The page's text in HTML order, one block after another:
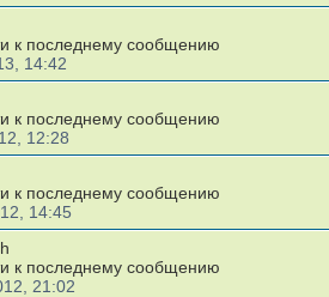
14:42
12:28
14:45
21:02